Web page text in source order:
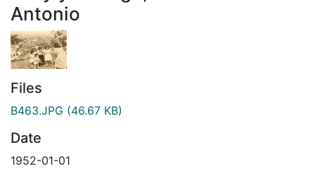
Antonio
Files
B463.JPG (46.67 KB)
Date
1952-01-01